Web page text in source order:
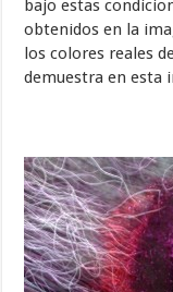
bajo estas
obtenidos en la
los colores reales
demuestra en esta